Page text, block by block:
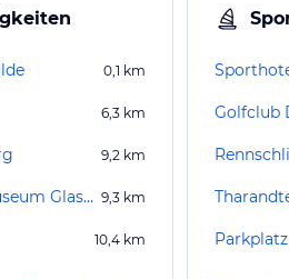
0,1 km
6,3 km
9,2 km
Deutsches Uhrenmuseum Glashütte 9,3 km
10,4 km
Golfclub